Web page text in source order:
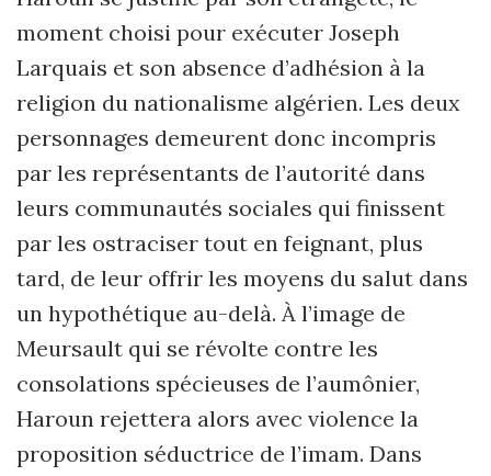
moment choisi pour exécuter Joseph
Larquais et son absence d’adhésion à la
religion du nationalisme algérien. Les deux
personnages demeurent donc incompris
par les représentants de l’autorité dans
leurs communautés sociales qui finissent
par les ostraciser tout en feignant, plus
tard, de leur offrir les moyens du salut dans
un hypothétique au-delà. À l’image de
Meursault qui se révolte contre les
consolations spécieuses de l’aumônier,
Haroun rejettera alors avec violence la
proposition séductrice de l’imam. Dans